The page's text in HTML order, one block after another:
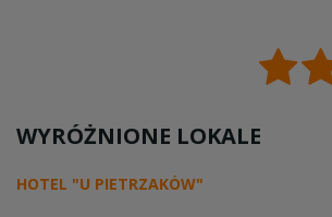
WYRÓŻNIONE LOKALE
HOTEL "U PIETRZAKÓW"